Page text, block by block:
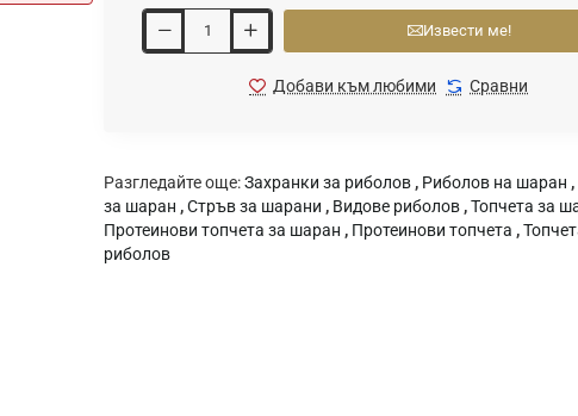
Извести ме!
Добави към любими Сравни
Разгледайте още:Захранки за риболов , Риболов на шаран ,
за шаран ,Стръв за шарани , Видове риболов ,Топчета за
Протеинови топчета за шаран , Протеинови топчета ,
риболов